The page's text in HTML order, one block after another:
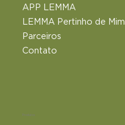
APP LEMMA
LEMMA Pertinho de Mim
Parceiros
Contato
Produtos